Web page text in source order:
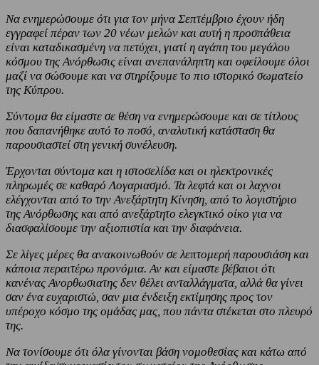
Να ενημερώσουμε ότι για τον μήνα Σεπτέμβριο έχουν ήδη
εγγραφεί πέραν των 20 νέων μελών και αυτή η προσπάθεια
είναι καταδικασμένη να πετύχει, γιατί η αγάπη του μεγάλου
κόσμου της Ανόρθωσις είναι ανεπανάληπτη και οφείλουμε όλοι
μαζί να σώσουμε και να στηρίξουμε το πιο ιστορικό σωματείο
της Κύπρου.
Σύντομα θα είμαστε σε θέση να ενημερώσουμε και σε τίτλους
που δαπανήθηκε αυτό το ποσό, αναλυτική κατάσταση θα
παρουσιαστεί στη γενική συνέλευση.
Έρχονται σύντομα και η ιστοσελίδα και οι ηλεκτρονικές
πληρωμές σε καθαρό Λογαριασμό. Τα λεφτά και οι λαχνοι
ελέγχονται από το την Ανεξάρτητη Κίνηση, από το λογιστήριο
της Ανόρθωσης και από ανεξάρτητο ελεγκτικό οίκο για να
διασφαλίσουμε την αξιοπιστία και την διαφάνεια.
Σε λίγες μέρες θα ανακοινωθούν σε λεπτομερή παρουσιάση και
κάποια περαιτέρω προνόμια. Αν και είμαστε βέβαιοι ότι
κανένας Ανορθωσιατης δεν θέλει ανταλλάγματα, αλλά θα γίνει
σαν ένα ευχαριστώ, σαν μια ένδειξη εκτίμησης προς τον
υπέροχο κόσμο της ομάδας μας, που πάντα στέκεται στο πλευρό
της.
Να τονίσουμε ότι όλα γίνονται βάση νομοθεσίας και κάτω από